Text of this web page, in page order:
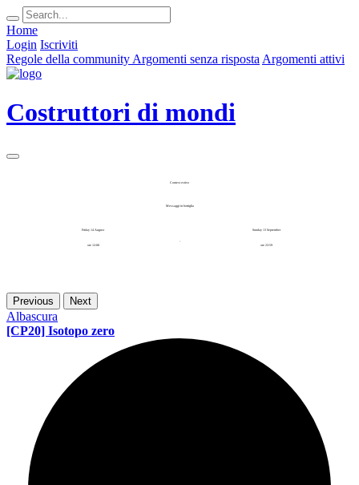
Home
Login Iscriviti
Regole della community Argomenti senza risposta Argomenti attivi
Costruttori di mondi
Contest estivo
Messaggi in bottiglia
Friday 14 August
ore 12:00
Sunday 13 September
ore 23:59
Previous Next
Albascura
[CP20] Isotopo zero